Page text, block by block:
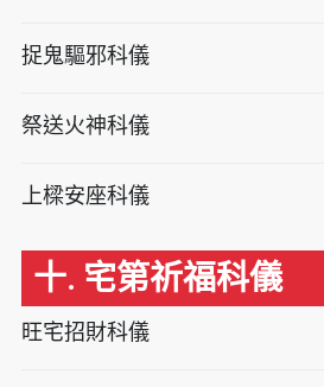
捉鬼驅邪科儀
祭送火神科儀
上樑安座科儀
十. 宅第祈福科儀
旺宅招財科儀